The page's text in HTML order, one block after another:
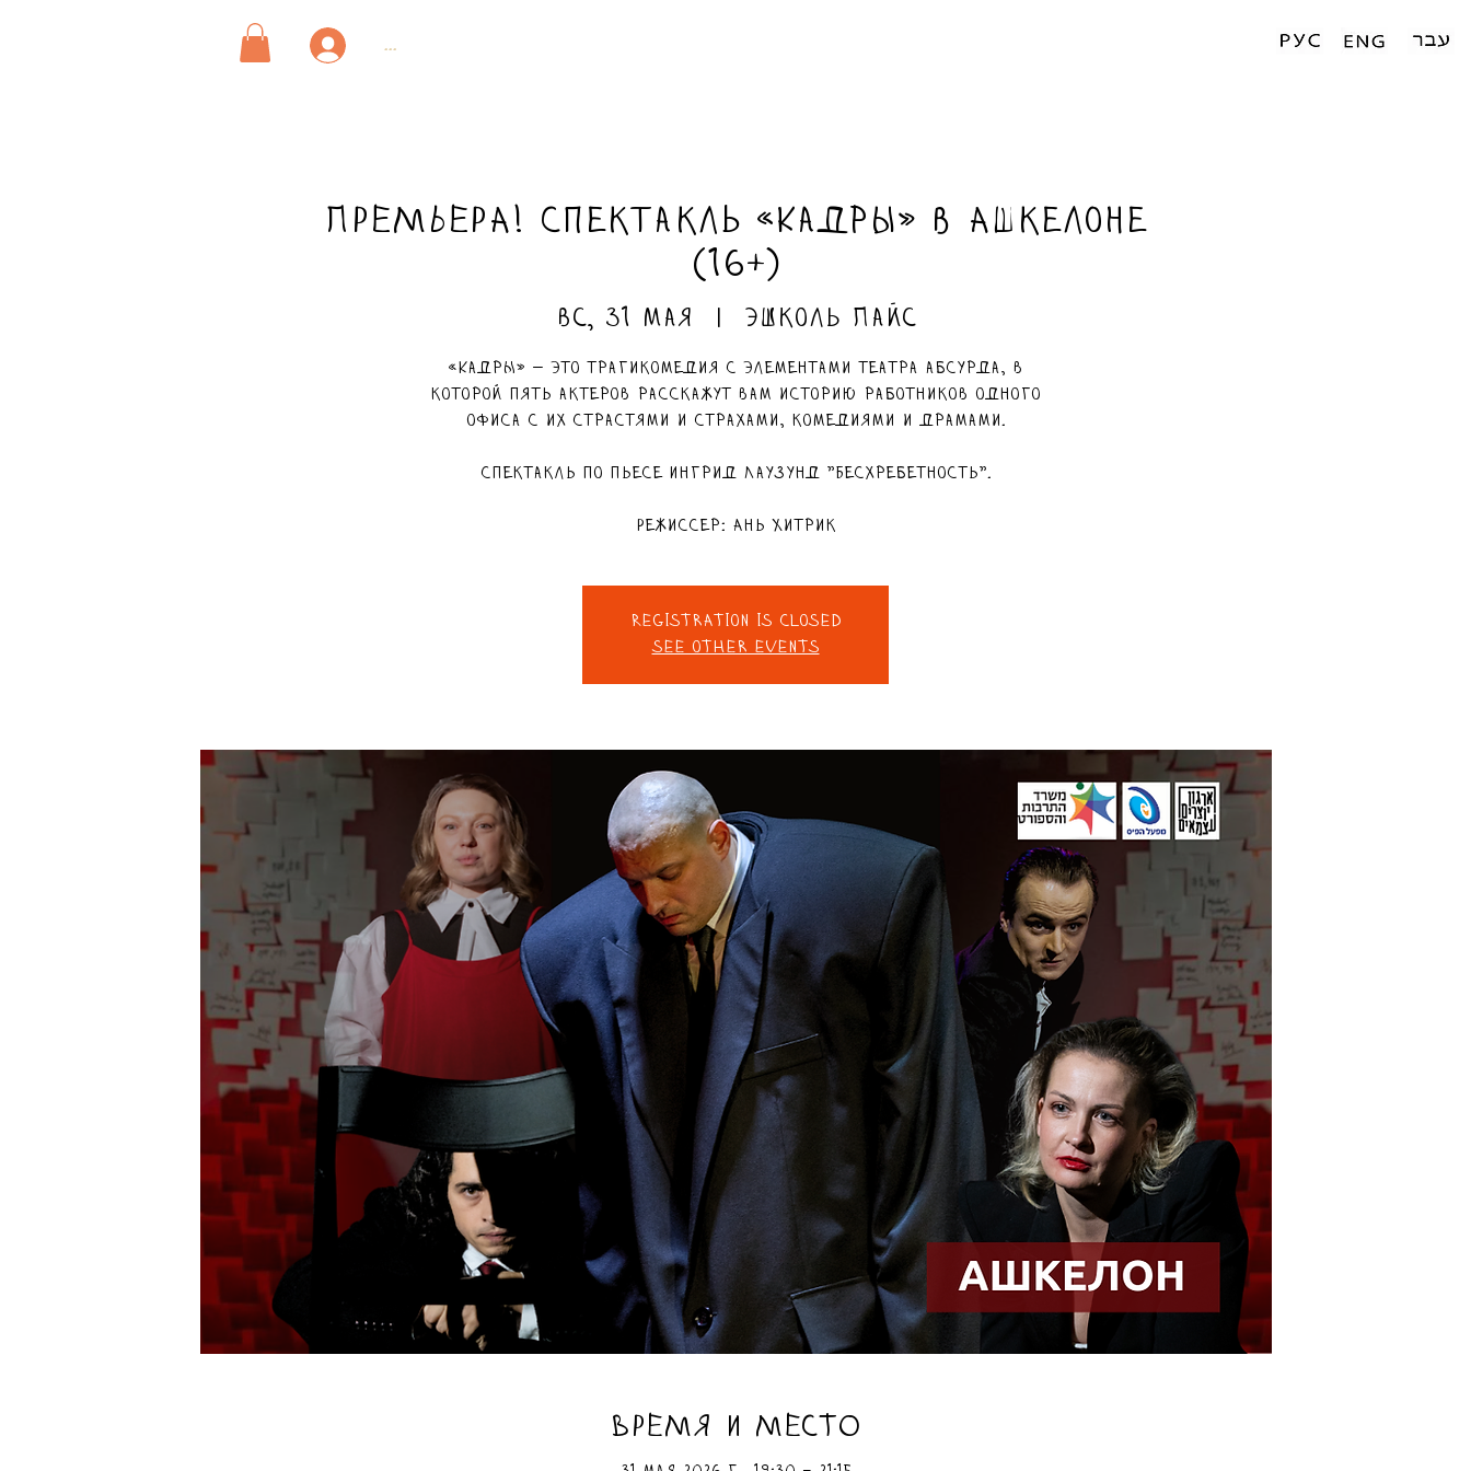
...
ПРЕМЬЕРА! Спектакль «Кадры» в Ашкелоне
(16+)
вс, 31 мая
  |
Эшколь Пайс
«Кадры» — это трагикомедия с элементами театра абсурда, в
которой пять актеров расскажут вам историю работников одного
офиса с их страстями и страхами, комедиями и драмами.
Спектакль по пьесе Ингрид Лаузунд "Бесхребетность".
Режиссер: Ань Хитрик
Registration is closed
See other events
ВРЕМЯ И МЕСТО